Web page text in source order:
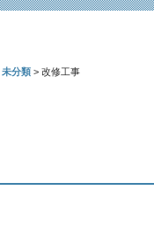
未分類 > 改修工事